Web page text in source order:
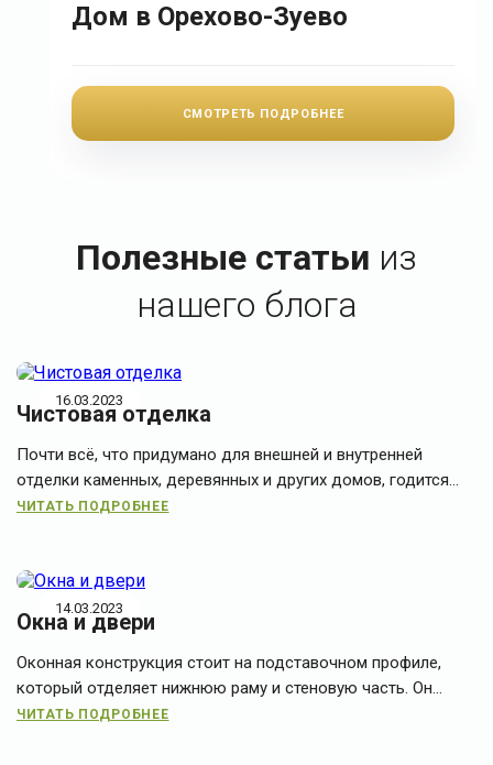
Дом в Орехово-Зуево
СМОТРЕТЬ ПОДРОБНЕЕ
Полезные статьи из
нашего блога
16.03.2023
Чистовая отделка
Почти всё, что придумано для внешней и внутренней
отделки каменных, деревянных и других домов, годится...
ЧИТАТЬ ПОДРОБНЕЕ
14.03.2023
Окна и двери
Оконная конструкция стоит на подставочном профиле,
который отделяет нижнюю раму и стеновую часть. Он...
ЧИТАТЬ ПОДРОБНЕЕ